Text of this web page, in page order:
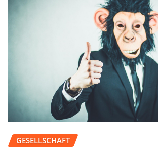
GESELLSCHAFT